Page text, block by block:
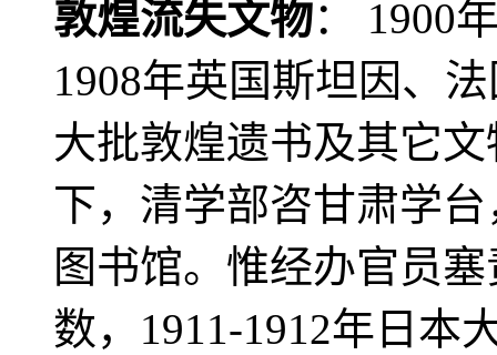
敦煌流失文物： 1900
1908年英国斯坦因、
大批敦煌遗书及其它
下，清学部咨甘肃学
图书馆。惟经办官员
数，1911-1912年日本